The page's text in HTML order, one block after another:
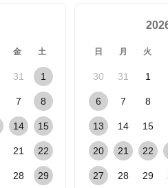
金 土
31 1
7 8
14 15
21 22
28 29
日 月 火
30 31 1
6 7 8
13 14 15
20 21 22
27 28 29